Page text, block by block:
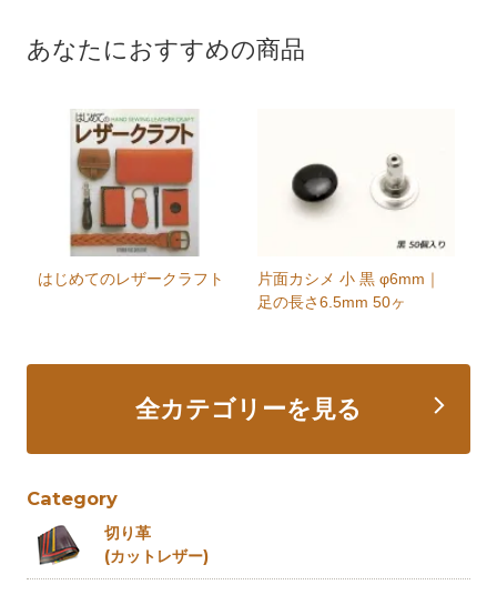
あなたにおすすめの商品
はじめてのレザークラフト
片面カシメ 小 黒 φ6mm｜
足の長さ6.5mm 50ヶ
全カテゴリーを見る
Category
切り革
(カットレザー)